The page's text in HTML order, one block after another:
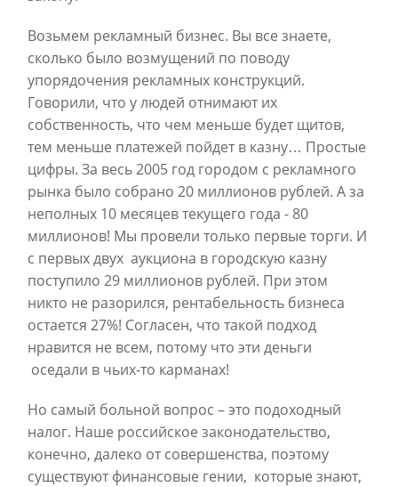
Возьмем рекламный бизнес. Вы все знаете,
сколько было возмущений по поводу
упорядочения рекламных конструкций.
Говорили, что у людей отнимают их
собственность, что чем меньше будет щитов,
тем меньше платежей пойдет в казну… Простые
цифры. За весь 2005 год городом с рекламного
рынка было собрано 20 миллионов рублей. А за
неполных 10 месяцев текущего года - 80
миллионов! Мы провели только первые торги. И
с первых двух аукциона в городскую казну
поступило 29 миллионов рублей. При этом
никто не разорился, рентабельность бизнеса
остается 27%! Согласен, что такой подход
нравится не всем, потому что эти деньги
оседали в чьих-то карманах!
Но самый больной вопрос – это подоходный
налог. Наше российское законодательство,
конечно, далеко от совершенства, поэтому
существуют финансовые гении, которые знают,